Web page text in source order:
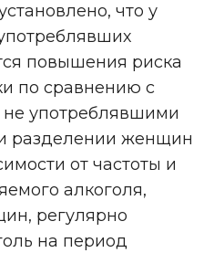
что у
повышения риска
по сравнению с
употреблявшими
разделении женщин
от частоты и
алкоголя,
регулярно
на период